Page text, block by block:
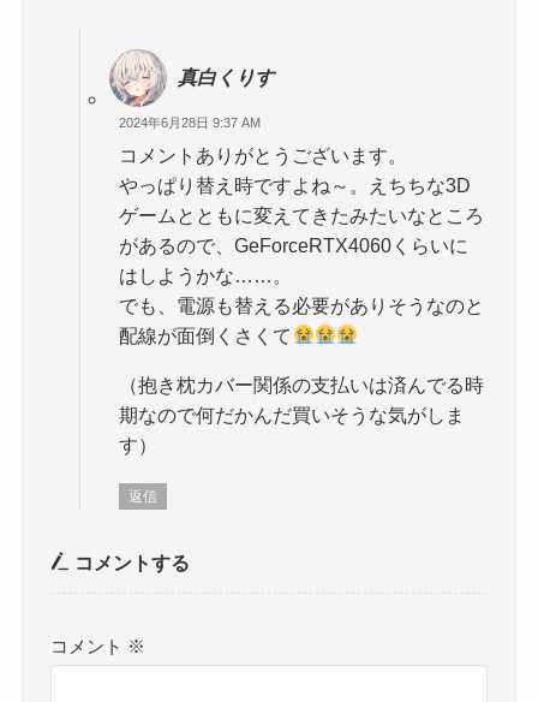
真白くりす
2024年6月28日 9:37 AM
コメントありがとうございます。
やっぱり替え時ですよね～。えちちな3D
ゲームとともに変えてきたみたいなところ
があるので、GeForceRTX4060くらいに
はしようかな……。
でも、電源も替える必要がありそうなのと
配線が面倒くさくて
（抱き枕カバー関係の支払いは済んでる時
期なので何だかんだ買いそうな気がしま
す）
返信
コメントする
コメント ※